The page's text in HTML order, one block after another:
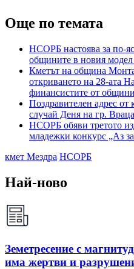
Още по темата
НСОРБ настоява за по-
общините в новия модел
Кметът на община
откриването на 28-ата
финансистите от
Поздравителен адрес
случай Деня на гр.
НСОРБ обяви третото
младежки конкурс „Аз
кмет Мездра НСОРБ
Най-ново
Земетресение с
има жертви и